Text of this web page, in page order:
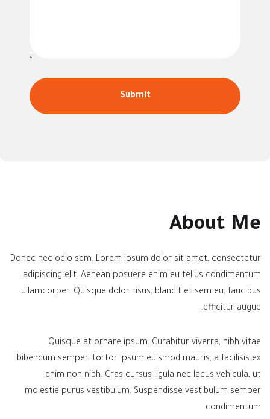
About Me
Donec nec odio sem. Lorem ipsum dolor sit amet, consectetur
adipiscing elit. Aenean posuere enim eu tellus condimentum
ullamcorper. Quisque dolor risus, blandit et sem eu, faucibus
efficitur augue.
Quisque at ornare ipsum. Curabitur viverra, nibh vitae
bibendum semper, tortor ipsum euismod mauris, a facilisis ex
enim non nibh. Cras cursus ligula nec lacus vehicula, ut
molestie purus vestibulum. Suspendisse vestibulum semper
condimentum.